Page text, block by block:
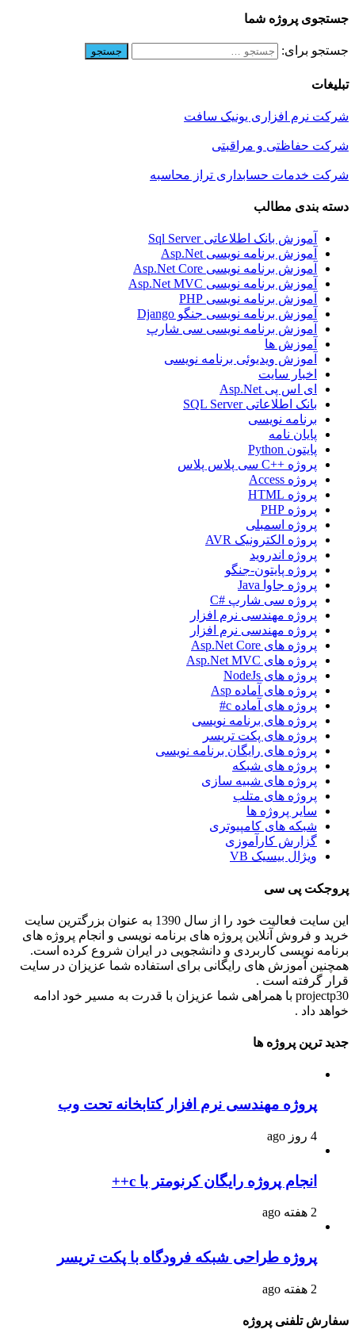
جستجوی پروژه شما
جستجو برای:
تبلیغات
شرکت نرم افزاری یونیک سافت
شرکت حفاظتی و مراقبتی
شرکت خدمات حسابداری تراز محاسبه
دسته بندی مطالب
آموزش بانک اطلاعاتی Sql Server
آموزش برنامه نویسی Asp.Net
آموزش برنامه نویسی Asp.Net Core
آموزش برنامه نویسی Asp.Net MVC
آموزش برنامه نویسی PHP
آموزش برنامه نویسی جنگو Django
آموزش برنامه نویسی سی شارپ
آموزش ها
آموزش ویدیوئی برنامه نویسی
اخبار سایت
ای اس پی Asp.Net
بانک اطلاعاتی SQL Server
برنامه نویسی
پایان نامه
پایتون Python
پروژه ++C سی پلاس پلاس
پروژه Access
پروژه HTML
پروژه PHP
پروژه اسمبلی
پروژه الکترونیک AVR
پروژه اندروید
پروژه پایتون-جنگو
پروژه جاوا Java
پروژه سی شارپ #C
پروژه مهندسی نرم افزار
پروژه مهندسی نرم افزار
پروژه های Asp.Net Core
پروژه های Asp.Net MVC
پروژه های NodeJs
پروژه های آماده Asp
پروژه های آماده c#
پروژه های برنامه نویسی
پروژه های پکت تریسر
پروژه های رایگان برنامه نویسی
پروژه های شبکه
پروژه های شبیه سازی
پروژه های متلب
سایر پروژه ها
شبکه های کامپیوتری
گزارش کارآموزی
ویژال بیسیک VB
پروجکت پی سی
این سایت فعالیت خود را از سال 1390 به عنوان بزرگترین سایت
خرید و فروش آنلاین پروژه های برنامه نویسی و انجام پروژه های
برنامه نویسی کاربردی و دانشجویی در ایران شروع کرده است.
همچنین آموزش های رایگانی برای استفاده شما عزیزان در سایت
قرار گرفته است .
projectp30 با همراهی شما عزیزان با قدرت به مسیر خود ادامه
خواهد داد .
جدید ترین پروژه ها
پروژه مهندسی نرم افزار کتابخانه تحت وب
4 روز ago
انجام پروژه رایگان کرنومتر با c++
2 هفته ago
پروژه طراحی شبکه فرودگاه با پکت تریسر
2 هفته ago
سفارش تلفنی پروژه